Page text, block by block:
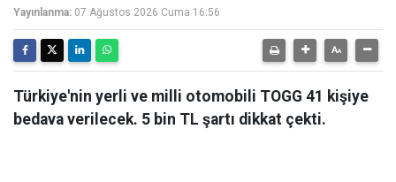
Yayınlanma: 07 Ağustos 2026 Cuma 16:56
Türkiye'nin yerli ve milli otomobili TOGG 41 kişiye
bedava verilecek. 5 bin TL şartı dikkat çekti.